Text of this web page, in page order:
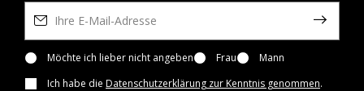
Möchte ich lieber nicht angeben Frau
Mann
Ich habe die Datenschutzerklärung zur Kenntnis genommen.